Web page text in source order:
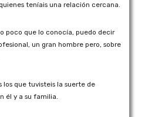
teníais una relación cercana.
poco que lo conocía, puedo decir
un gran hombre pero, sobre
los que tuvisteis la suerte de
él y a su familia.